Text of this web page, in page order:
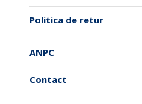
Politica de retur
ANPC
Contact